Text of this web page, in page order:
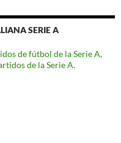
SERIE A
de fútbol de la Serie A,
de la Serie A.